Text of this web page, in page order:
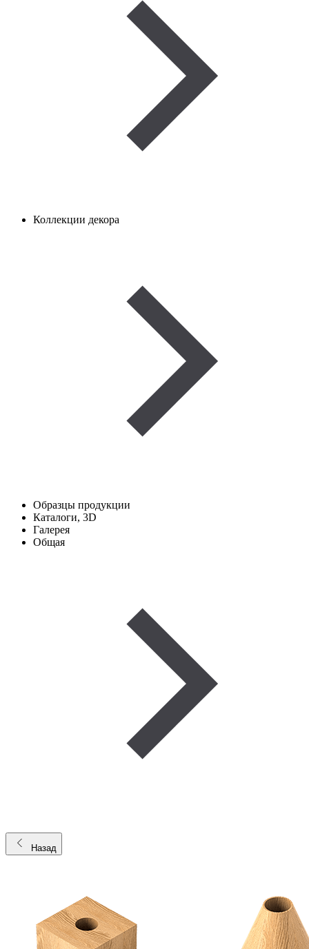
Коллекции декора
Образцы продукции
Каталоги, 3D
Галерея
Общая
Назад